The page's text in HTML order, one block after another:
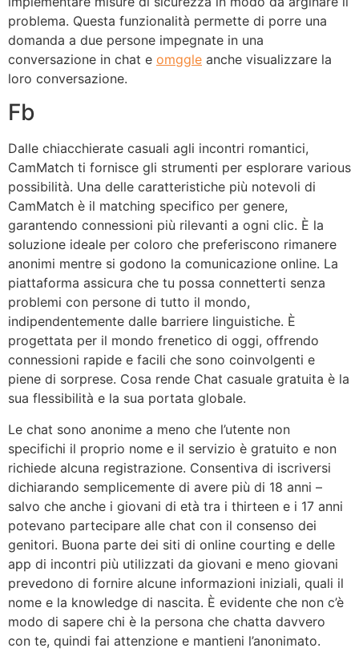
problema. Questa funzionalità permette di porre una
domanda a due persone impegnate in una
conversazione in chat e omggle anche visualizzare la
loro conversazione.
Fb
Dalle chiacchierate casuali agli incontri romantici,
CamMatch ti fornisce gli strumenti per esplorare various
possibilità. Una delle caratteristiche più notevoli di
CamMatch è il matching specifico per genere,
garantendo connessioni più rilevanti a ogni clic. È la
soluzione ideale per coloro che preferiscono rimanere
anonimi mentre si godono la comunicazione online. La
piattaforma assicura che tu possa connetterti senza
problemi con persone di tutto il mondo,
indipendentemente dalle barriere linguistiche. È
progettata per il mondo frenetico di oggi, offrendo
connessioni rapide e facili che sono coinvolgenti e
piene di sorprese. Cosa rende Chat casuale gratuita è la
sua flessibilità e la sua portata globale.
Le chat sono anonime a meno che l’utente non
specifichi il proprio nome e il servizio è gratuito e non
richiede alcuna registrazione. Consentiva di iscriversi
dichiarando semplicemente di avere più di 18 anni –
salvo che anche i giovani di età tra i thirteen e i 17 anni
potevano partecipare alle chat con il consenso dei
genitori. Buona parte dei siti di online courting e delle
app di incontri più utilizzati da giovani e meno giovani
prevedono di fornire alcune informazioni iniziali, quali il
nome e la knowledge di nascita. È evidente che non c’è
modo di sapere chi è la persona che chatta davvero
con te, quindi fai attenzione e mantieni l’anonimato.